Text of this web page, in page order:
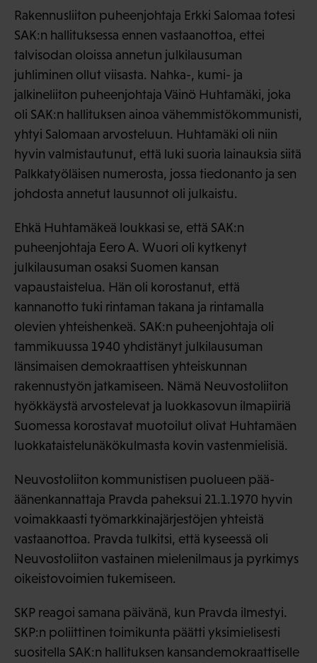
Rakennusliiton puheenjohtaja Erkki Salomaa totesi
SAK:n hallituksessa ennen vastaanottoa, ettei
talvisodan oloissa annetun julkilausuman
juhliminen ollut viisasta. Nahka-, kumi- ja
jalkineliiton puheenjohtaja Väinö Huhtamäki, joka
oli SAK:n hallituksen ainoa vähemmistökommunisti,
yhtyi Salomaan arvosteluun. Huhtamäki oli niin
hyvin valmistautunut, että luki suoria lainauksia siitä
Palkkatyöläisen numerosta, jossa tiedonanto ja sen
johdosta annetut lausunnot oli julkaistu.
Ehkä Huhtamäkeä loukkasi se, että SAK:n
puheenjohtaja Eero A. Wuori oli kytkenyt
julkilausuman osaksi Suomen kansan
vapaustaistelua. Hän oli korostanut, että
kannanotto tuki rintaman takana ja rintamalla
olevien yhteishenkeä. SAK:n puheenjohtaja oli
tammikuussa 1940 yhdistänyt julkilausuman
länsimaisen demokraattisen yhteiskunnan
rakennustyön jatkamiseen. Nämä Neuvostoliiton
hyökkäystä arvostelevat ja luokkasovun ilmapiiriä
Suomessa korostavat muotoilut olivat Huhtamäen
luokkataistelunäkökulmasta kovin vastenmielisiä.
Neuvostoliiton kommunistisen puolueen pää-
äänenkannattaja Pravda paheksui 21.1.1970 hyvin
voimakkaasti työmarkkinajärjestöjen yhteistä
vastaanottoa. Pravda tulkitsi, että kyseessä oli
Neuvostoliiton vastainen mielenilmaus ja pyrkimys
oikeistovoimien tukemiseen.
SKP reagoi samana päivänä, kun Pravda ilmestyi.
SKP:n poliittinen toimikunta päätti yksimielisesti
suositella SAK:n hallituksen kansandemokraattiselle